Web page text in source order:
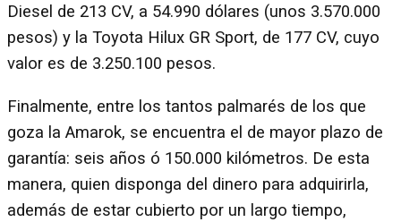
Diesel de 213 CV, a 54.990 dólares (unos 3.570.000
pesos) y la Toyota Hilux GR Sport, de 177 CV, cuyo
valor es de 3.250.100 pesos.
Finalmente, entre los tantos palmarés de los que
goza la Amarok, se encuentra el de mayor plazo de
garantía: seis años ó 150.000 kilómetros. De esta
manera, quien disponga del dinero para adquirirla,
además de estar cubierto por un largo tiempo,